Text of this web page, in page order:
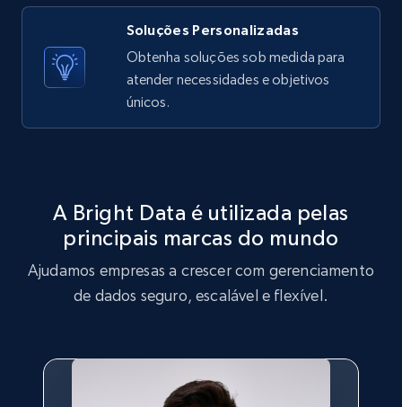
X (formerly Twitter) - Posts - Getting x
posts by array of profiles
ID, User posted, Name, Description, Date
posted, Photos, URL, Quoted post, and more.
TikTok - Profiles
Account id, Nickname, Biography, Awg
engagement rate, Comment engagement rate,
Like engagement rate, Bio link, Predicted lang,
Soluções Personalizadas
Obtenha soluções sob medida para
atender necessidades e objetivos
únicos.
A Bright Data é utilizada pelas
principais marcas do mundo
Ajudamos empresas a crescer com gerenciamento
de dados seguro, escalável e flexível.